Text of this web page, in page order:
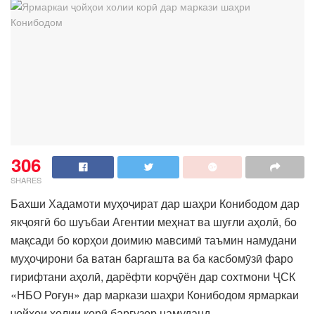
306
SHARES
Бахши Хадамоти муҳоҷират дар шаҳри Конибодом дар
якҷоягӣ бо шуъбаи Агентии меҳнат ва шуғли аҳолӣ, бо
мақсади бо корҳои доимию мавсимӣ таъмин намудани
муҳоҷирони ба ватан баргашта ва ба касбомӯзӣ фаро
гирифтани аҳолӣ, дарёфти корҷӯён дар сохтмони ҶСК
«НБО Роғун» дар маркази шаҳри Конибодом ярмаркаи